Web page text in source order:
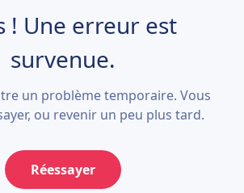
! Une erreur est
survenue.
un problème temporaire. Vous
ou revenir un peu plus tard.
Réessayer